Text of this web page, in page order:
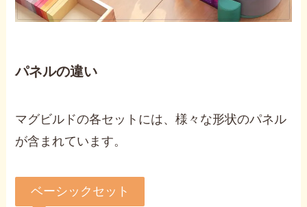
パネルの違い
マグビルドの各セットには、様々な形状のパネル
が含まれています。
ベーシックセット